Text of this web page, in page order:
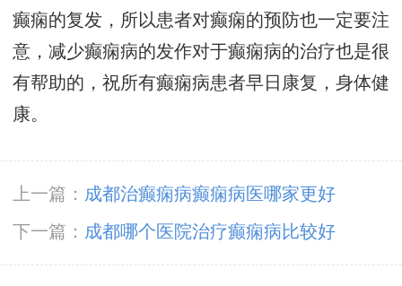
癫痫的复发，所以患者对癫痫的预防也一定要注
意，减少癫痫病的发作对于癫痫病的治疗也是很
有帮助的，祝所有癫痫病患者早日康复，身体健
康。
上一篇： 成都治癫痫病癫痫病医哪家更好
下一篇： 成都哪个医院治疗癫痫病比较好